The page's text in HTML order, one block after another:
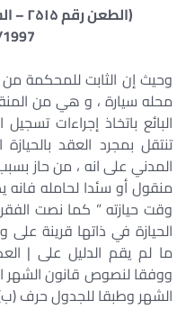
وحيث إن الثابت للمحكمة
محله سيارة ، و هي من
البائع باتخاذ إجراءات
المدني على انه ، من حاز
منقول أو سئدا لحامله فانه
وقت حيازته ” كما نصت
الحيازة في ذاتها قرينة
ما لم يقم الدليل على |
ووفقا لنصوص قانون الشهر
الشهر وطبقا للجدول حرف